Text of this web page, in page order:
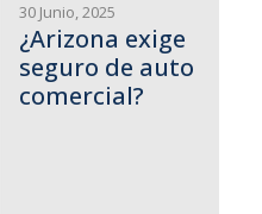
30 Junio, 2025
¿Arizona exige
seguro de auto
comercial?